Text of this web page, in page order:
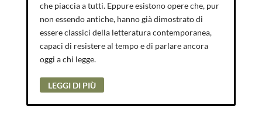
che piaccia a tutti. Eppure esistono opere che, pur
non essendo antiche, hanno già dimostrato di
essere classici della letteratura contemporanea,
capaci di resistere al tempo e di parlare ancora
oggi a chi legge.
LEGGI DI PIÙ